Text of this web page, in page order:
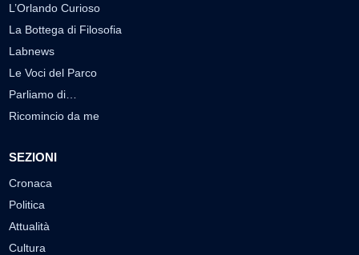
L’Orlando Curioso
La Bottega di Filosofia
Labnews
Le Voci del Parco
Parliamo di…
Ricomincio da me
SEZIONI
Cronaca
Politica
Attualità
Cultura